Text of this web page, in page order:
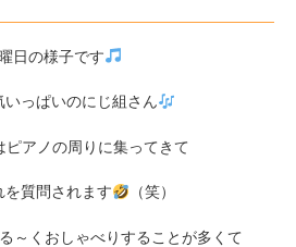
日の様子です
いっぱいのにじ組さん
ピアノの周りに集ってきて
を質問されます （笑）
～くおしゃべりすることが多くて